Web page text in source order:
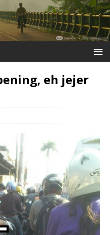
eh jejer